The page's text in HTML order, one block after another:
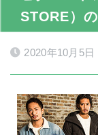
STORE）
2020年10月5日